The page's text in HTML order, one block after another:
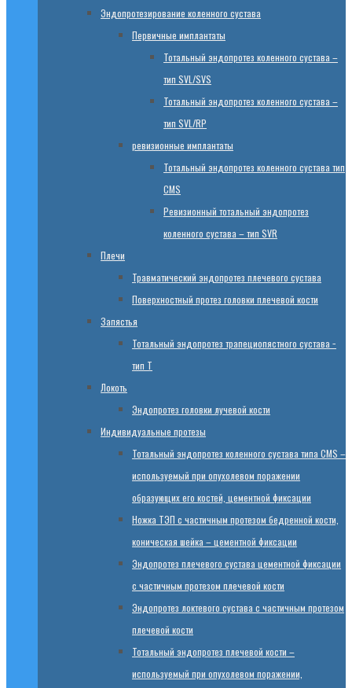
Эндопротезированиe коленного сустава
Первичные имплантаты
Тотальный эндопротез коленного сустава –
тип SVL/SVS
Тотальный эндопротез коленного сустава –
тип SVL/RP
ревизионные имплантаты
Тотальный эндопротез коленного сустава тип
CMS
Ревизионный тотальный эндопротез
коленного сустава – тип SVR
Плечи
Травматический эндопротез плечевого сустава
Поверхностный протез головки плечевой кости
Запястья
Тотальный эндопротез трапециопястного сустава −
тип T
Локоть
Эндопротез головки лучевой кости
Индивидуальные протезы
Тотальный эндопротез коленного сустава типа CMS –
используемый при опухолевом поражении
образующих его костей, цементной фиксации
Ножка ТЭП с частичным протезом бедренной кости,
коническая шейка – цементной фиксации
Эндопротез плечевого сустава цементной фиксации
с частичным протезом плечевой кости
Эндопротез локтевого сустава с частичным протезом
плечевой кости
Тотальный эндопротез плечевой кости –
используемый при опухолевом поражении,